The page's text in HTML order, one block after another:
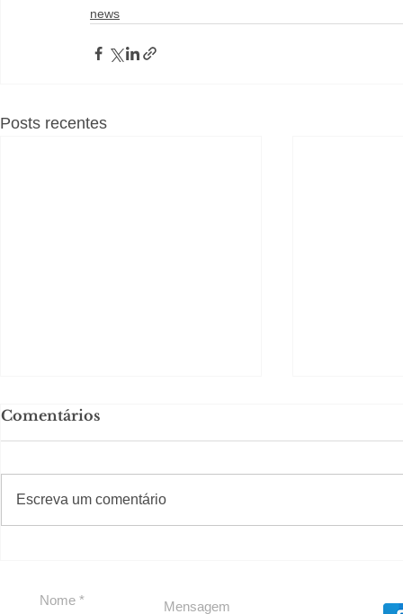
news
Posts recentes
para São Paulo
Comentários
Escreva um comentário
#Sugestões